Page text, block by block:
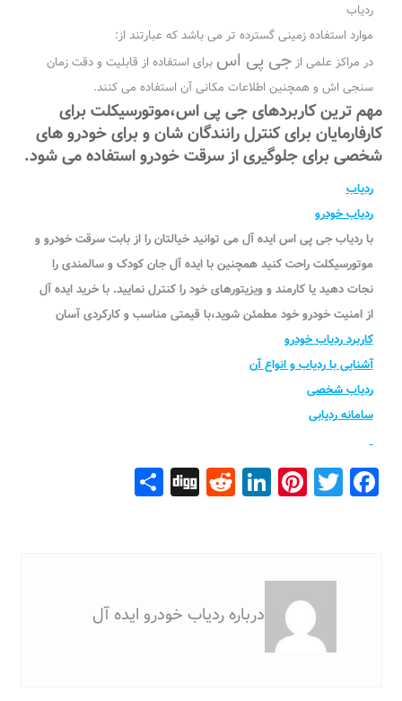
ردیاب
موارد استفاده زمینی گسترده تر می باشد که عبارتند از:
در مراکز علمی ازجی پی اس برای استفاده از قابلیت و دقت زمان
سنجی اش و همچنین اطلاعات مکانی آن استفاده می کنند.
مهم ترین کاربردهای جی پی اس،موتورسیکلت برای
کارفارمایان برای کنترل رانندگان شان و برای خودرو های
شخصی برای جلوگیری از سرقت خودرو استفاده می شود.
ردیاب
ردیاب خودرو
با ردیاب جی پی اس ایده آل می توانید خیالتان را از بابت سرقت خودرو و
موتورسیکلت راحت کنید همچنین با ایده آل جان کودک و سالمندی را
نجات دهید یا کارمند و ویزیتورهای خود را کنترل نمایید. با خرید ایده آل
از امنیت خودرو خود مطمئن شوید،با قیمتی مناسب و کارکردی آسان
کاربرد ردیاب خودرو
آشنایی با ردیاب و انواع آن
ردیاب شخصی
سامانه ردیابی
Facebook
Twitter
Pinterest
LinkedIn
Reddit
Digg
درباره ردیاب خودرو ایده آل